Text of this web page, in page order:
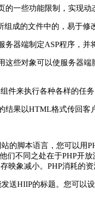
的一些功能限制，实现动
组成的文件中的，易于修
务器端制定ASP程序，
这些对象可以使服务器
件来执行各种各样的任
结果以HTML格式传回
的脚本语言，您可以用
们不同之处在于PHP
映象减小。PHP消耗的
送HIIP的标题。您可以